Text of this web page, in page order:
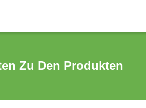
Zu Den Produkten